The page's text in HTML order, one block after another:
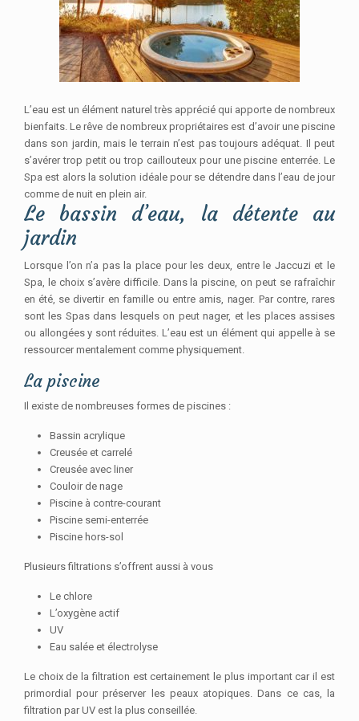
L’eau est un élément naturel très apprécié qui apporte de nombreux
bienfaits. Le rêve de nombreux propriétaires est d’avoir une piscine
dans son jardin, mais le terrain n’est pas toujours adéquat. Il peut
s’avérer trop petit ou trop caillouteux pour une piscine enterrée. Le
Spa est alors la solution idéale pour se détendre dans l’eau de jour
comme de nuit en plein air.
Le bassin d’eau, la détente au
jardin
Lorsque l’on n’a pas la place pour les deux, entre le Jaccuzi et le
Spa, le choix s’avère difficile. Dans la piscine, on peut se rafraîchir
en été, se divertir en famille ou entre amis, nager. Par contre, rares
sont les Spas dans lesquels on peut nager, et les places assises
ou allongées y sont réduites. L’eau est un élément qui appelle à se
ressourcer mentalement comme physiquement.
La piscine
Il existe de nombreuses formes de piscines :
Bassin acrylique
Creusée et carrelé
Creusée avec liner
Couloir de nage
Piscine à contre-courant
Piscine semi-enterrée
Piscine hors-sol
Plusieurs filtrations s’offrent aussi à vous
Le chlore
L’oxygène actif
UV
Eau salée et électrolyse
Le choix de la filtration est certainement le plus important car il est
primordial pour préserver les peaux atopiques. Dans ce cas, la
filtration par UV est la plus conseillée.